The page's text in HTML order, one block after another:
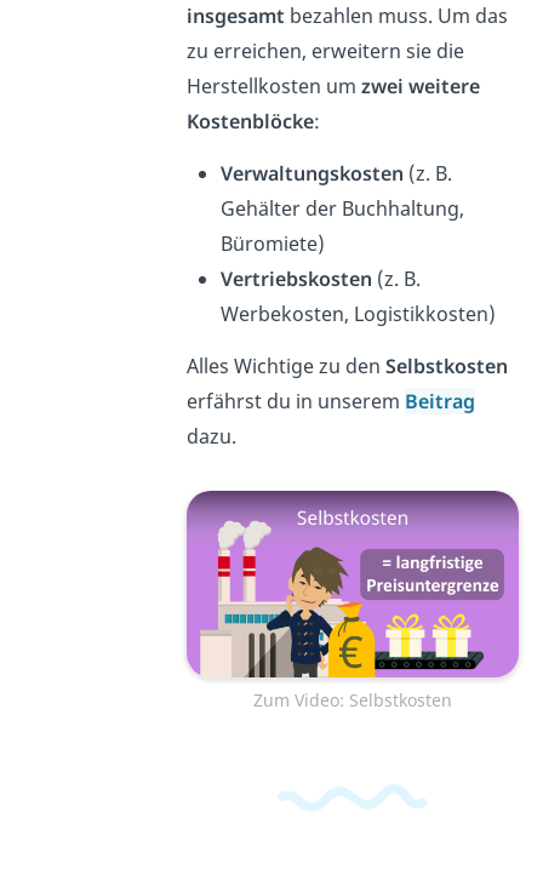
insgesamt bezahlen muss. Um das
zu erreichen, erweitern sie die
Herstellkosten um zwei weitere
Kostenblöcke:
Verwaltungskosten (z. B.
Gehälter der Buchhaltung,
Büromiete)
Vertriebskosten (z. B.
Werbekosten, Logistikkosten)
Alles Wichtige zu den Selbstkosten
erfährst du in unserem Beitrag
dazu.
Zum Video: Selbstkosten